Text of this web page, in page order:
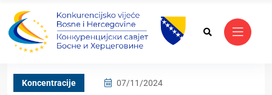
Koncentracije 07/11/2024